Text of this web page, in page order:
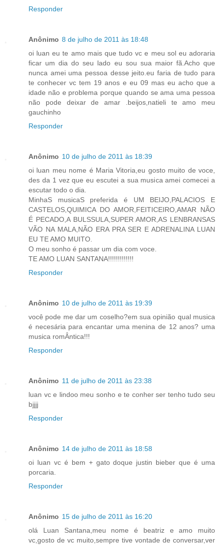
Responder
Anônimo 8 de julho de 2011 às 18:48
oi luan eu te amo mais que tudo vc e meu sol eu adoraria
ficar um dia do seu lado eu sou sua maior fã.Acho que
nunca amei uma pessoa desse jeito.eu faria de tudo para
te conhecer vc tem 19 anos e eu 09 mas eu acho que a
idade não e problema porque quando se ama uma pessoa
não pode deixar de amar .beijos,natieli te amo meu
gauchinho
Responder
Anônimo 10 de julho de 2011 às 18:39
oi luan meu nome é Maria Vitoria,eu gosto muito de voce,
des da 1 vez que eu escutei a sua musica amei comecei a
escutar todo o dia.
MinhaS musicaS preferida é UM BEIJO,PALACIOS E
CASTELOS,QUIMICA DO AMOR,FEITICEIRO,AMAR NÃO
É PECADO,A BULSSULA,SUPER AMOR,AS LENBRANSAS
VÃO NA MALA,NÃO ERA PRA SER E ADRENALINA LUAN
EU TE AMO MUITO.
O meu sonho é passar um dia com voce.
TE AMO LUAN SANTANA!!!!!!!!!!!!!
Responder
Anônimo 10 de julho de 2011 às 19:39
você pode me dar um coselho?em sua opinião qual musica
é necesária para encantar uma menina de 12 anos? uma
musica romÂntica!!!
Responder
Anônimo 11 de julho de 2011 às 23:38
luan vc e lindoo meu sonho e te conher ser tenho tudo seu
bjjjj
Responder
Anônimo 14 de julho de 2011 às 18:58
oi luan vc é bem + gato doque justin bieber que é uma
porcaria.
Responder
Anônimo 15 de julho de 2011 às 16:20
olá Luan Santana,meu nome é beatriz e amo muito
vc,gosto de vc muito,sempre tive vontade de conversar,ver